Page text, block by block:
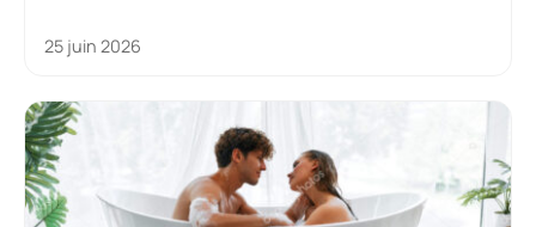
25 juin 2026